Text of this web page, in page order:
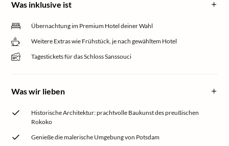
Was inklusive ist
Übernachtung im Premium Hotel deiner Wahl
Weitere Extras wie Frühstück, je nach gewähltem Hotel
Tagestickets für das Schloss Sanssouci
Was wir lieben
Historische Architektur: prachtvolle Baukunst des preußischen
Rokoko
Genieße die malerische Umgebung von Potsdam